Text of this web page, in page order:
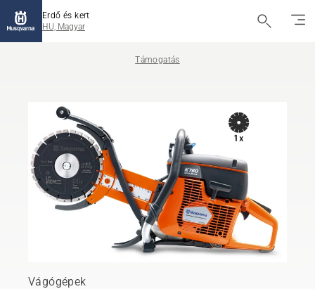
Erdő és kert
HU, Magyar
Támogatás
Vágógépek